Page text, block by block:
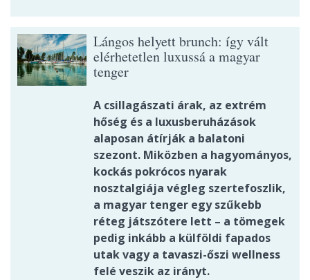
Lángos helyett brunch: így vált
elérhetetlen luxussá a magyar
tenger
A csillagászati árak, az extrém
hőség és a luxusberuházások
alaposan átírják a balatoni
szezont. Miközben a hagyományos,
kockás pokrócos nyarak
nosztalgiája végleg szertefoszlik,
a magyar tenger egy szűkebb
réteg játszótere lett – a tömegek
pedig inkább a külföldi fapados
utak vagy a tavaszi-őszi wellness
felé veszik az irányt.